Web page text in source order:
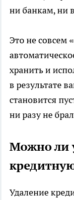
ни банкам, ни
Это не совсем
хранить и
в результате
становится
ни разу не
Можно ли
Удаление